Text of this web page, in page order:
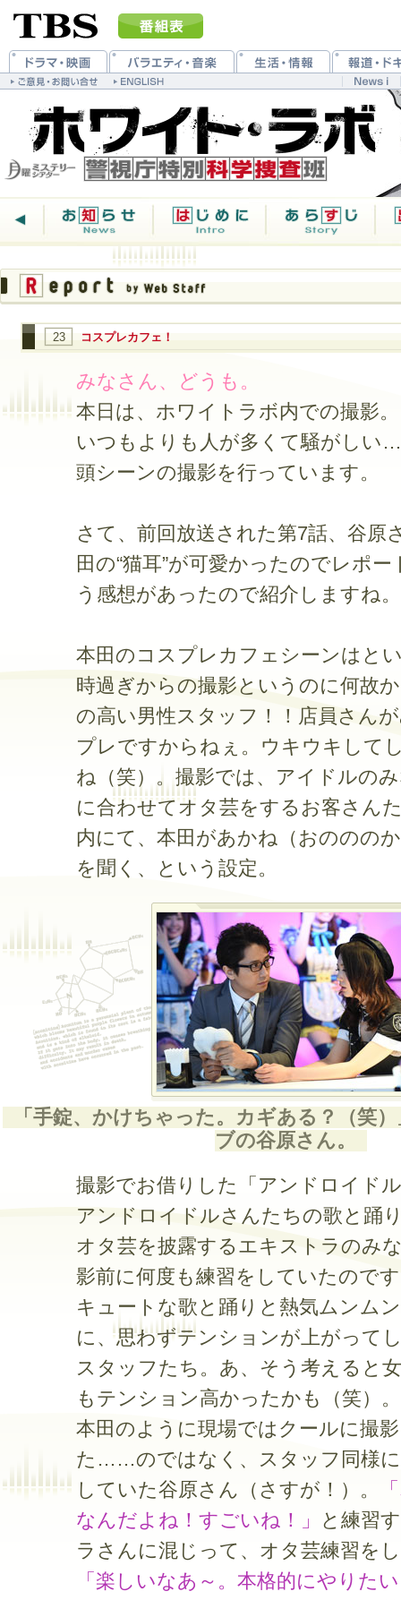
23 コスプレカフェ！
みなさん、どうも。
本日は、ホワイトラボ内での撮影。
いつもよりも人が多くて騒がしい
頭シーンの撮影を行っています。
さて、前回放送された第7話、谷原
田の“猫耳”が可愛かったのでレポ
う感想があったので紹介しますね。
本田のコスプレカフェシーンはと
時過ぎからの撮影というのに何故
の高い男性スタッフ！！店員さん
プレですからねぇ。ウキウキして
ね（笑）。撮影では、アイドルの
に合わせてオタ芸をするお客さん
内にて、本田があかね（おののの
を聞く、という設定。
「手錠、かけちゃった。カギある？（笑
ブの谷原さん。
撮影でお借りした「アンドロイド
アンドロイドルさんたちの歌と踊
オタ芸を披露するエキストラのみ
影前に何度も練習をしていたので
キュートな歌と踊りと熱気ムンム
に、思わずテンションが上がって
スタッフたち。あ、そう考えると
もテンション高かったかも（笑）
本田のように現場ではクールに撮
た……のではなく、スタッフ同様
していた谷原さん（さすが！）。
なんだよね！すごいね！」
と練習
ラさんに混じって、オタ芸練習を
「楽しいなあ～。本格的にやりた